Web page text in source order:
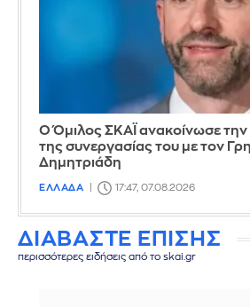
Ο Όμιλος ΣΚΑΪ ανακοίνωσε
της συνεργασίας του με τον
Δημητριάδη
ΕΛΛΑΔΑ 17:47, 07.08.2026
ΔΙΑΒΑΣΤΕ ΕΠΙΣΗΣ
περισσότερες ειδήσεις από το skai.gr